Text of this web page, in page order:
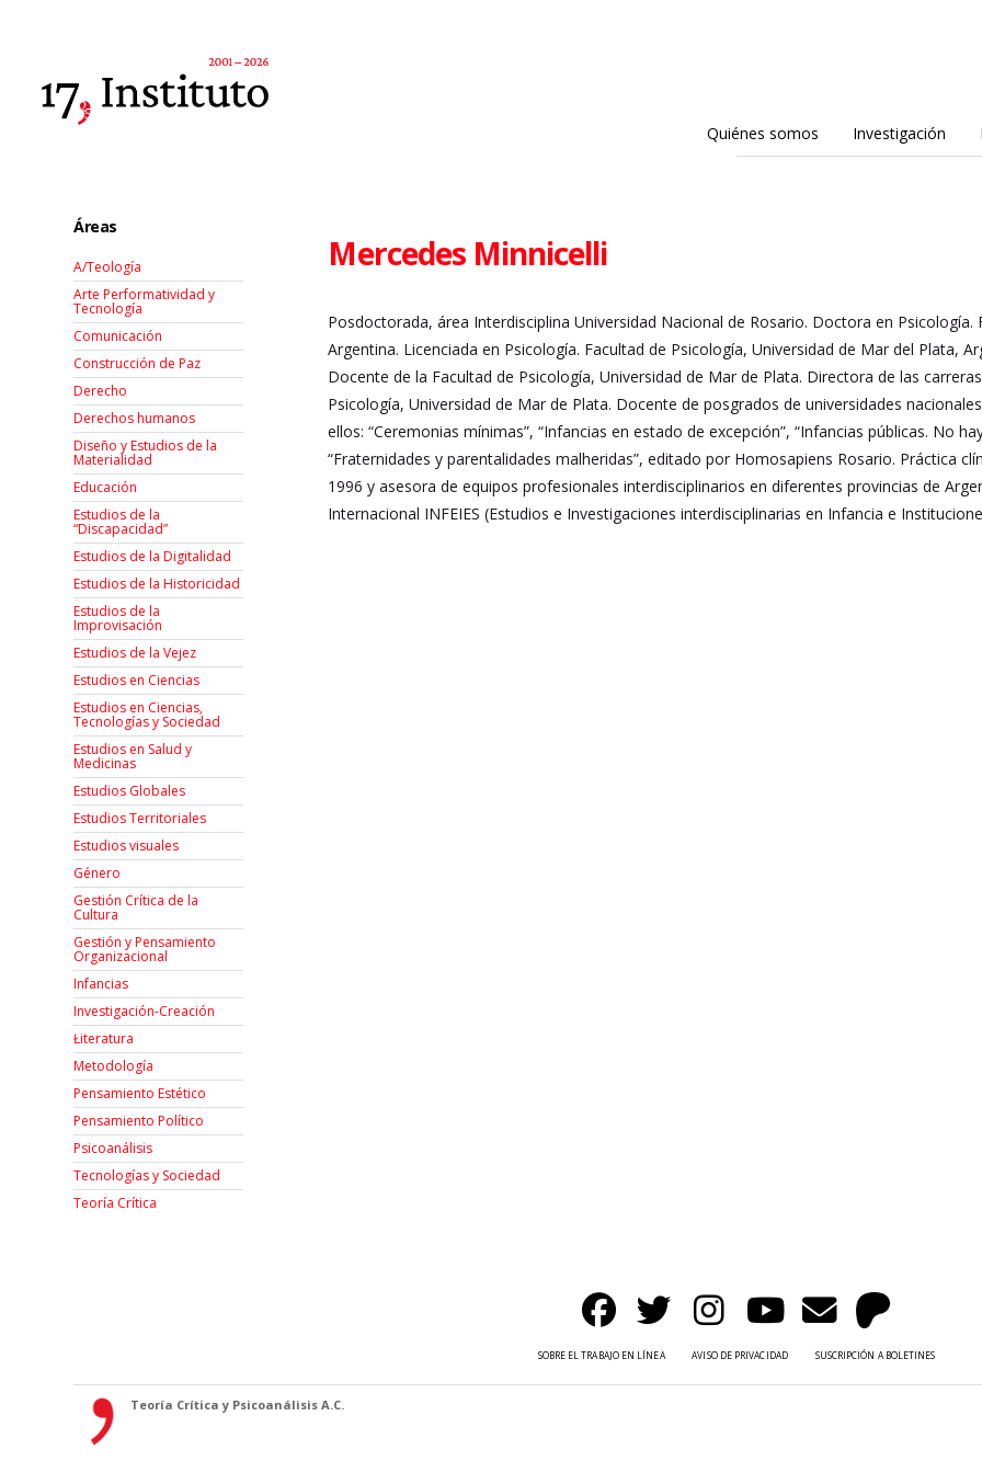
Quiénes somos Investigación
Mercedes Minnicelli
Posdoctorada, área Interdisciplina Universidad Nacional de Rosario. Doctora en
Argentina. Licenciada en Psicología. Facultad de Psicología, Universidad de Mar del Plata,
Docente de la Facultad de Psicología, Universidad de Mar de Plata. Directora de las
Psicología, Universidad de Mar de Plata. Docente de posgrados de universidades
ellos: “Ceremonias mínimas”, “Infancias en estado de excepción”, “Infancias públicas. No
“Fraternidades y parentalidades malheridas”, editado por Homosapiens Rosario. Práctica
1996 y asesora de equipos profesionales interdisciplinarios en diferentes provincias de
Internacional INFEIES (Estudios e Investigaciones interdisciplinarias en Infancia e
Áreas
A/Teología
Arte Performatividad y
Tecnología
Comunicación
Construcción de Paz
Derecho
Derechos humanos
Diseño y Estudios de la
Materialidad
Educación
Estudios de la
“Discapacidad”
Estudios de la Digitalidad
Estudios de la Historicidad
Estudios de la
Improvisación
Estudios de la Vejez
Estudios en Ciencias
Estudios en Ciencias,
Tecnologías y Sociedad
Estudios en Salud y
Medicinas
Estudios Globales
Estudios Territoriales
Estudios visuales
Género
Gestión Crítica de la
Cultura
Gestión y Pensamiento
Organizacional
Infancias
Investigación-Creación
Łiteratura
Metodología
Pensamiento Estético
Pensamiento Político
Psicoanálisis
Tecnologías y Sociedad
Teoría Crítica
SOBRE EL TRABAJO EN LÍNEA AVISO DE PRIVACIDAD SUSCRIPCIÓN A BOLETINES
Teoría Crítica y Psicoanálisis A.C.